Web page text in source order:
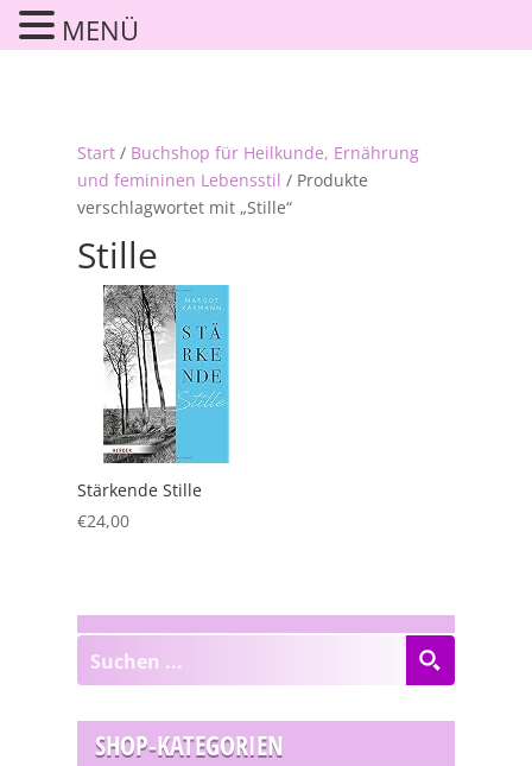
Start/ Buchshop für Heilkunde, Ernährung
und femininen Lebensstil / Produkte
verschlagwortet mit „Stille“
Stille
Stärkende Stille
€24,00
SHOP-KATEGORIEN
MENÜ